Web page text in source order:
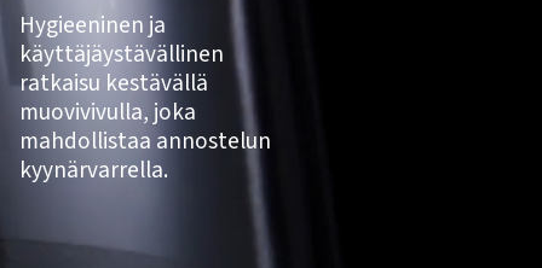
Hygieeninen ja
käyttäjäystävällinen
ratkaisu kestävällä
muovivivulla, joka
mahdollistaa annostelun
kyynärvarrella.